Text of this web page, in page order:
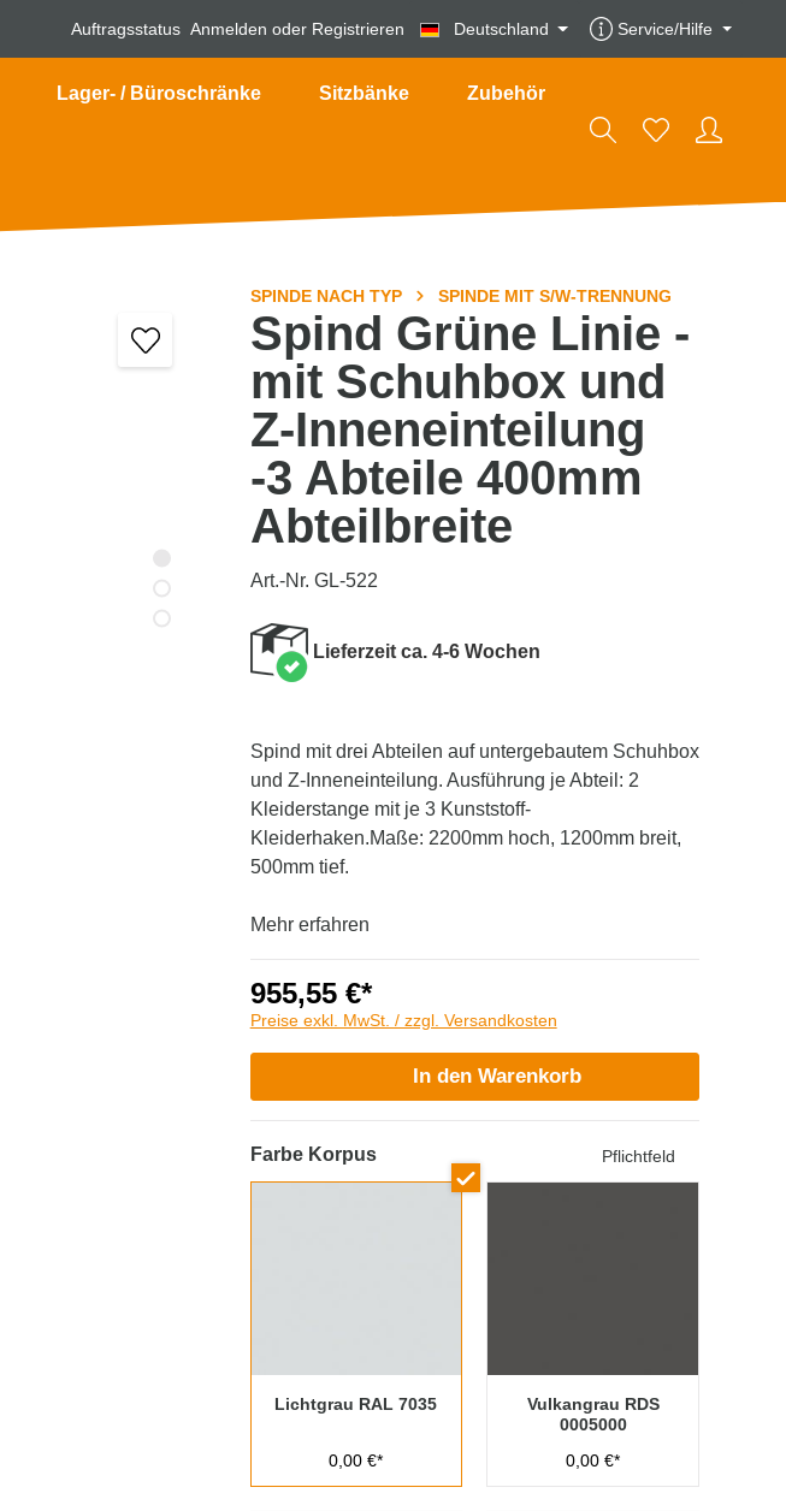
Auftragsstatus Anmelden oder Registrieren Deutschland Service/Hilfe
Lager- / Büroschränke Sitzbänke Zubehör
SPINDE NACH TYP SPINDE MIT S/W-TRENNUNG
Spind Grüne Linie -
mit Schuhbox und
Z-Inneneinteilung
-3 Abteile 400mm
Abteilbreite
Art.-Nr. GL-522
Lieferzeit ca. 4-6 Wochen
Spind mit drei Abteilen auf untergebautem Schuhbox
und Z-Inneneinteilung. Ausführung je Abteil: 2
Kleiderstange mit je 3 Kunststoff-
Kleiderhaken.Maße: 2200mm hoch, 1200mm breit,
500mm tief.
Mehr erfahren
955,55 €*
Preise exkl. MwSt. / zzgl. Versandkosten
In den Warenkorb
Farbe Korpus Pflichtfeld
Lichtgrau RAL 7035
0,00 €*
Vulkangrau RDS
0005000
0,00 €*